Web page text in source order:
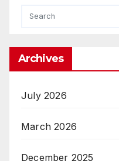
Archives
July 2026
March 2026
December 2025